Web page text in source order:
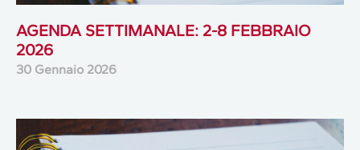
AGENDA SETTIMANALE: 2-8 FEBBRAIO
2026
30 Gennaio 2026